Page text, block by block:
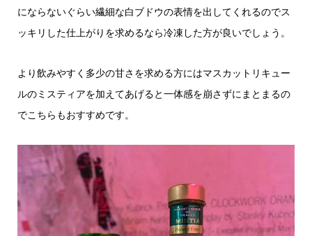
にならないぐらい繊細な白ブドウの表情を出してくれるのでス
ッキリした仕上がりを求めるなら冷凍した方が良いでしょう。
より飲みやすく多少の甘さを求める方にはマスカットリキュー
ルのミスティアを加えてあげると一体感を崩さずにまとまるの
でこちらもおすすめです。